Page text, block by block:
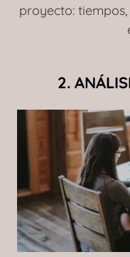
proyecto:
2.